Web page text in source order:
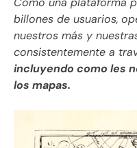
billones de usuarios,
nuestros más y
consistentemente a
incluyendo como les
los mapas.